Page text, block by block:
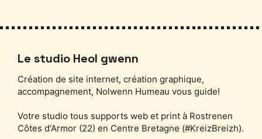
Le studio Heol gwenn
Création de site internet, création graphique,
accompagnement, Nolwenn Humeau vous guide!
Votre studio tous supports web et print à Rostrenen
Côtes d'Armor (22) en Centre Bretagne (#KreizBreizh).